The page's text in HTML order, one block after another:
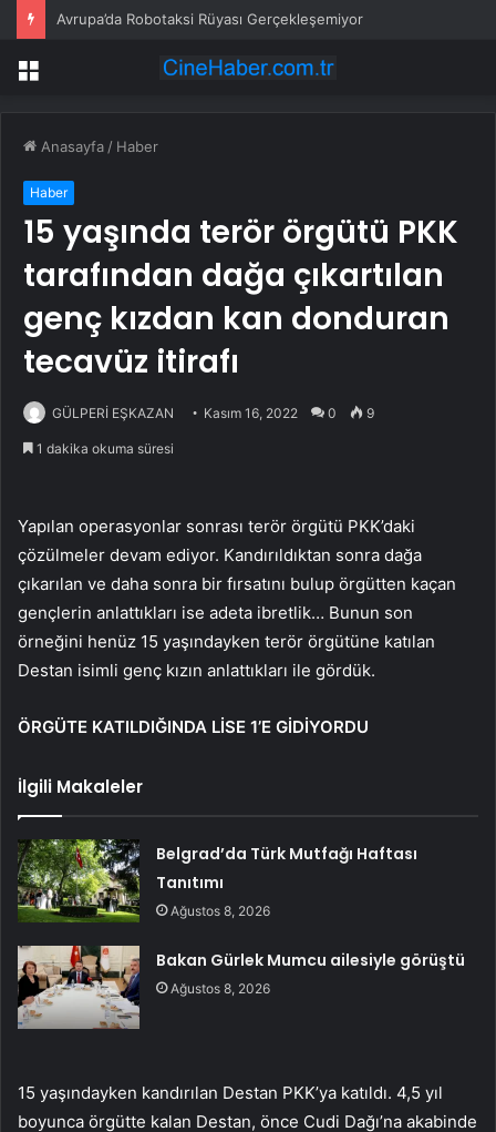
Avrupa’da Robotaksi Rüyası Gerçekleşemiyor
Menü
Anasayfa / Haber
Haber
15 yaşında terör örgütü PKK
tarafından dağa çıkartılan
genç kızdan kan donduran
tecavüz itirafı
GÜLPERİ EŞKAZAN Kasım 16, 2022 0 9
1 dakika okuma süresi
Yapılan operasyonlar sonrası terör örgütü PKK’daki
çözülmeler devam ediyor. Kandırıldıktan sonra dağa
çıkarılan ve daha sonra bir fırsatını bulup örgütten kaçan
gençlerin anlattıkları ise adeta ibretlik… Bunun son
örneğini henüz 15 yaşındayken terör örgütüne katılan
Destan isimli genç kızın anlattıkları ile gördük.
ÖRGÜTE KATILDIĞINDA LİSE 1’E GİDİYORDU
İlgili Makaleler
Belgrad’da Türk Mutfağı Haftası
Tanıtımı
Ağustos 8, 2026
Bakan Gürlek Mumcu ailesiyle görüştü
Ağustos 8, 2026
15 yaşındayken kandırılan Destan PKK’ya katıldı. 4,5 yıl
boyunca örgütte kalan Destan, önce Cudi Dağı’na akabinde